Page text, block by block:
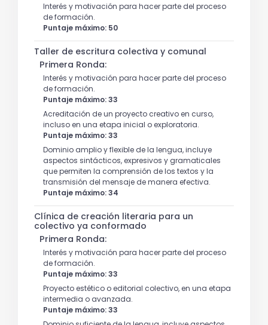
Interés y motivación para hacer parte del proceso
de formación.
Puntaje máximo: 50
Taller de escritura colectiva y comunal
Primera Ronda:
Interés y motivación para hacer parte del proceso
de formación.
Puntaje máximo: 33
Acreditación de un proyecto creativo en curso,
incluso en una etapa inicial o exploratoria.
Puntaje máximo: 33
Dominio amplio y flexible de la lengua, incluye
aspectos sintácticos, expresivos y gramaticales
que permiten la comprensión de los textos y la
transmisión del mensaje de manera efectiva.
Puntaje máximo: 34
Clínica de creación literaria para un
colectivo ya conformado
Primera Ronda:
Interés y motivación para hacer parte del proceso
de formación.
Puntaje máximo: 33
Proyecto estético o editorial colectivo, en una etapa
intermedia o avanzada.
Puntaje máximo: 33